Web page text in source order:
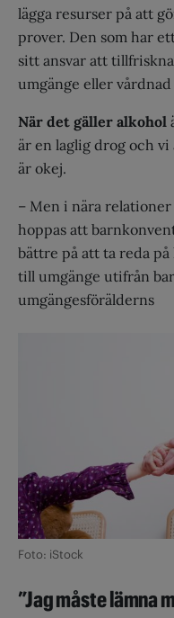
lägga resurser på att
prover. Den som har
sitt ansvar att
umgänge eller
När det gäller alkohol
är en laglig drog och
är okej.
– Men i nära
hoppas att
bättre på att ta reda
till umgänge utifrån
umgängesförälderns
Foto: iStock
”Jag måste lämna